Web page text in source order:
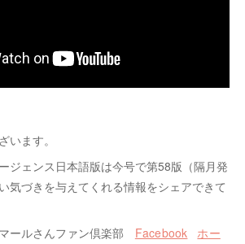
います。
ジェンス日本語版は今号で第58版（隔月発
気づきを与えてくれる情報をシェアできて
ールさんファン倶楽部 Facebook
ホー